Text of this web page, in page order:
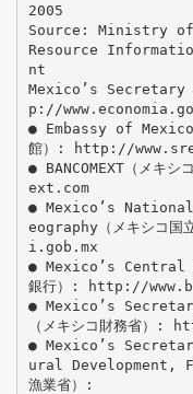
2005
Source: Ministry of
Resource
nt
Mexico’s Secretary
p://
● Embassy of Mexico
館）: http://
● BANCOMEXT（メキ
ext.com
● Mexico’s
eography（メキシコ
i.gob.mx
● Mexico’s Central
銀行）: http://
● Mexico’s
（メキシコ財務省）:
● Mexico’s
ural Development,
漁業省）: